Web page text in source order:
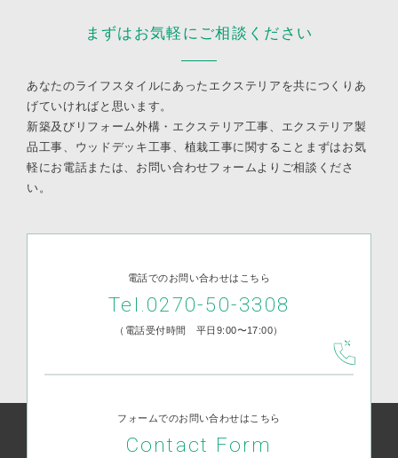
まずはお気軽にご相談ください
あなたのライフスタイルにあったエクステリアを共につくりあ
げていければと思います。
新築及びリフォーム外構・エクステリア工事、エクステリア製
品工事、ウッドデッキ工事、植栽工事に関すること まずはお気
軽にお電話または、お問い合わせフォームよりご相談くださ
い。
電話でのお問い合わせはこちら
Tel.0270-50-3308
（電話受付時間 平日9:00〜17:00）
フォームでのお問い合わせはこちら
Contact Form